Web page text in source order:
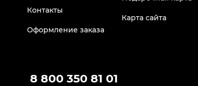
Контакты
Оформление заказа
Карта сайта
8 800 350 81 01